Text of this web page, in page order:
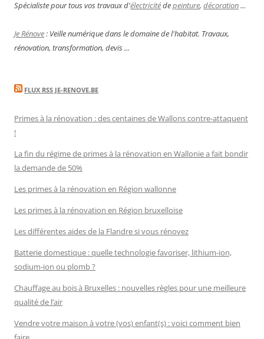
Spécialiste pour tous vos travaux d'électricitédepeinture, décoration...
Je Rénove: Veille numérique dans le domaine de l'habitat. Travaux,
rénovation, transformation, devis ...
FLUX RSS JE-RENOVE.BE
Primes à la rénovation : des centaines de Wallons contre-attaquent
!
La fin du régime de primes à la rénovation en Wallonie a fait bondir
la demande de 50%
Les primes à la rénovation en Région wallonne
Les primes à la rénovation en Région bruxelloise
Les différentes aides de la Flandre si vous rénovez
Batterie domestique : quelle technologie favoriser, lithium-ion,
sodium-ion ou plomb ?
Chauffage au bois à Bruxelles : nouvelles règles pour une meilleure
qualité de l’air
Vendre votre maison à votre (vos) enfant(s) : voici comment bien